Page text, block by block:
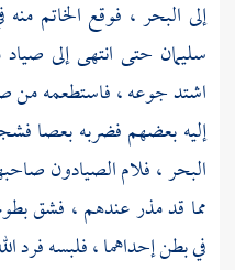
إلى البحر ، فوقع الخاتم
سليمان حتى انتهى إلى
اشتد جوعه ، فاستطعمه من
إليه بعضهم فضربه بعصا
البحر ، فلام الصيادون
مما قد مذر عندهم ، فشق
في بطن إحداهما ، فلبسه فرد